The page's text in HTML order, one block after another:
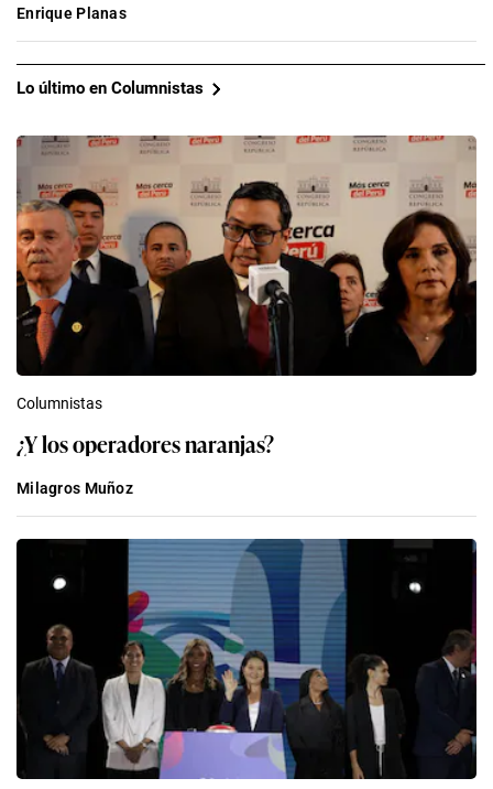
Enrique Planas
Lo último en Columnistas
Columnistas
¿Y los operadores naranjas?
Milagros Muñoz